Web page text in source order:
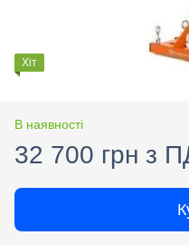
Хіт
В наявності
32 700 грн з